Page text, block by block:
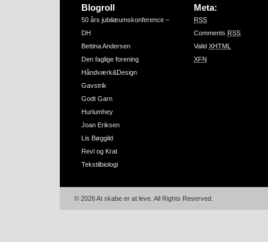
Blogroll
50 års jubilæumskonference –
DH
Bettina Andersen
Den faglige forening
Håndværk&Design
Gavstrik
Godt Garn
Hurlumhey
Joan Eriksen
Lis Bøggild
Revl og Krat
Tekstilbiologi
Meta:
RSS
Comments RSS
Valid XHTML
XFN
© 2026 At skabe er at leve. All Rights Reserved.